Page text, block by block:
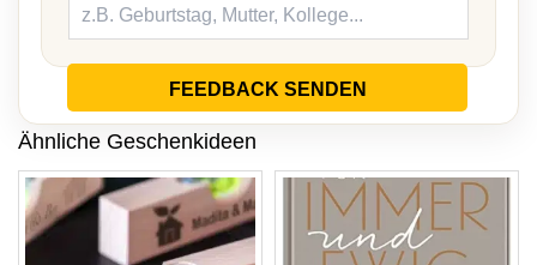
FEEDBACK SENDEN
Ähnliche Geschenkideen